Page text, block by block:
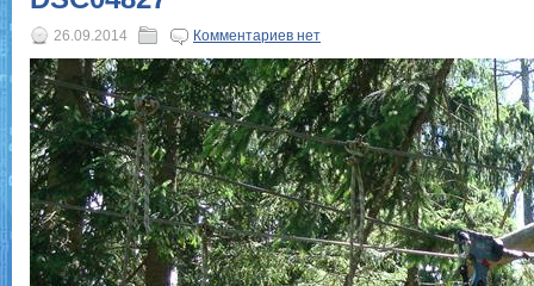
26.09.2014 Комментариев нет